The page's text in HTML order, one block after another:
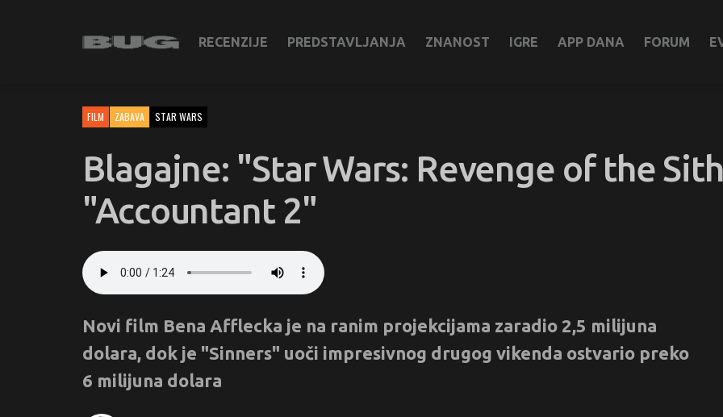
RECENZIJE PREDSTAVLJANJA ZNANOST IGRE APP DANA FORUM
FILM ZABAVA STAR WARS
Blagajne: "Star Wars: Revenge of the
"Accountant 2"
Novi film Bena Afflecka je na ranim projekcijama zaradio 2,5 milijuna
dolara, dok je "Sinners" uoči impresivnog drugog vikenda ostvario preko
6 milijuna dolara